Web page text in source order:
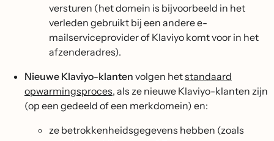
versturen (het domein is bijvoorbeeld in het
verleden gebruikt bij een andere e-
mailserviceprovider of Klaviyo komt voor in het
afzenderadres).
Nieuwe Klaviyo-klanten volgen hetstandaard
opwarmingsproces, als ze nieuwe Klaviyo-klanten zijn
(op een gedeeld of een merkdomein) en:
ze betrokkenheidsgegevens hebben (zoals